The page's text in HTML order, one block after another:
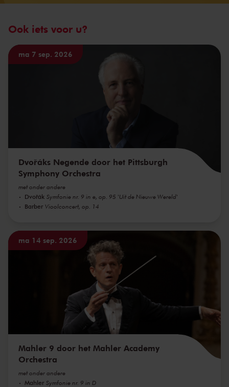
Ook iets voor u?
ma 7 sep. 2026
Dvořáks Negende door het Pittsburgh
Symphony Orchestra
met onder andere
Dvořák Symfonie nr. 9 in e, op. 95 'Uit de Nieuwe Wereld'
Barber Vioolconcert, op. 14
ma 14 sep. 2026
Mahler 9 door het Mahler Academy
Orchestra
met onder andere
Mahler Symfonie nr. 9 in D